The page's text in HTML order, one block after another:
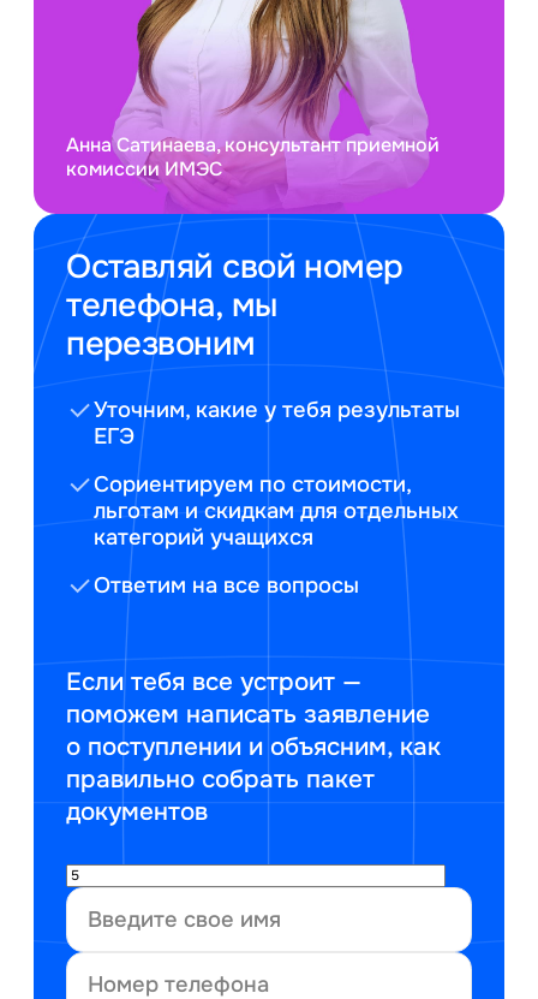
Оставляй свой номер
телефона, мы
перезвоним
Уточним, какие у тебя результаты
ЕГЭ
Сориентируем по стоимости,
льготам и скидкам для отдельных
категорий учащихся
Ответим на все вопросы
Если тебя все устроит —
поможем написать заявление
о поступлении и объясним, как
правильно собрать пакет
документов
Анна Сатинаева, консультант приемной
комиссии ИМЭС